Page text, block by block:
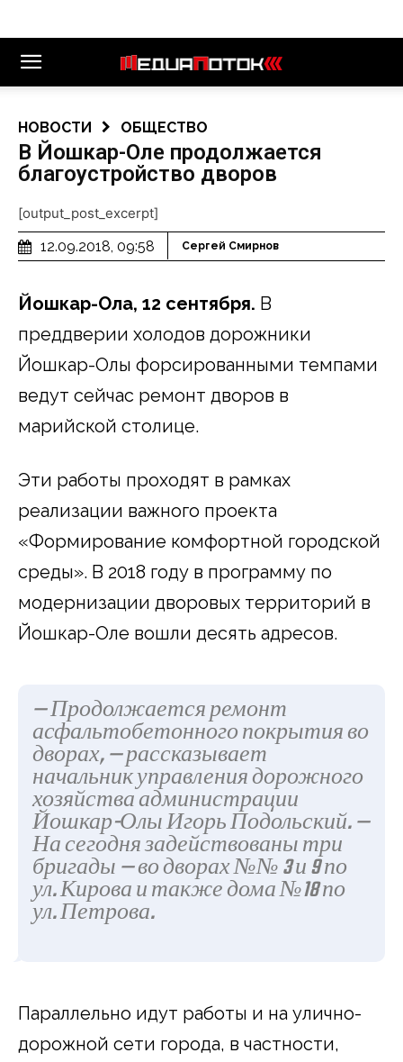
НОВОСТИ ОБЩЕСТВО
В Йошкар-Оле продолжается
благоустройство дворов
[output_post_excerpt]
12.09.2018, 09:58
Сергей Смирнов
Йошкар-Ола, 12 сентября. В
преддверии холодов дорожники
Йошкар-Олы форсированными темпами
ведут сейчас ремонт дворов в
марийской столице.
Эти работы проходят в рамках
реализации важного проекта
«Формирование комфортной городской
среды». В 2018 году в программу по
модернизации дворовых территорий в
Йошкар-Оле вошли десять адресов.
— Продолжается ремонт
асфальтобетонного покрытия во
дворах, — рассказывает
начальник управления дорожного
хозяйства администрации
Йошкар-Олы Игорь Подольский. —
На сегодня задействованы три
бригады — во дворах №№ 3 и 9 по
ул. Кирова и также дома №18 по
ул. Петрова.
Параллельно идут работы и на улично-
дорожной сети города, в частности,